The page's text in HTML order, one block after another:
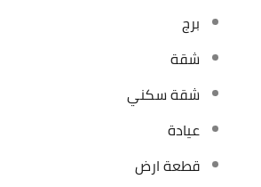
برج
شقة
شقة سكني
عيادة
قطعة ارض